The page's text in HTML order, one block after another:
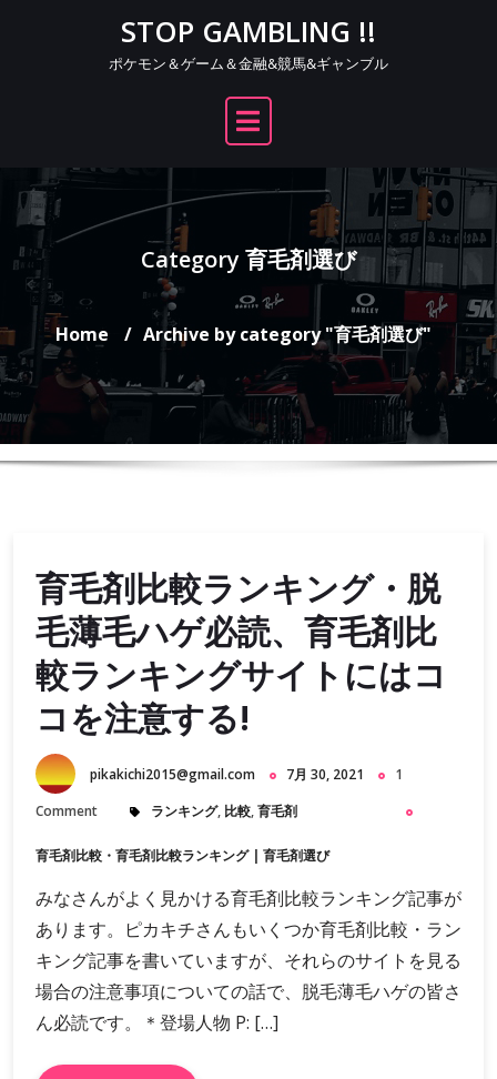
STOP GAMBLING !!
ポケモン＆ゲーム＆金融&競馬&ギャンブル
Category 育毛剤選び
Home Archive by category "育毛剤選び"
育毛剤比較ランキング・脱
毛薄毛ハゲ必読、育毛剤比
較ランキングサイトにはコ
コを注意する!
pikakichi2015@gmail.com 7月 30, 2021
1
Comment
ランキング, 比較,育毛剤
育毛剤比較・育毛剤比較ランキング| 育毛剤選び
みなさんがよく見かける育毛剤比較ランキング記事が
あります。ピカキチさんもいくつか育毛剤比較・ラン
キング記事を書いていますが、それらのサイトを見る
場合の注意事項についての話で、脱毛薄毛ハゲの皆さ
ん必読です。＊登場人物 P: […]